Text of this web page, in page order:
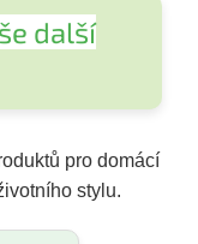
další
pro domácí
stylu.